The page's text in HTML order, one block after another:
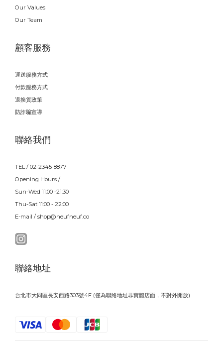
Our Values
Our Team
顧客服務
運送服務方式
付款服務方式
退換貨政策
防詐騙宣導
聯絡我們
TEL / 02-2345-8877
Opening Hours /
Sun-Wed 11:00 -21:30
Thu-Sat 11:00 - 22:00
E-mail / shop@neufneuf.co
聯絡地址
台北市大同區長安西路303號4F (僅為聯絡地址非實體店面，不對外開放)